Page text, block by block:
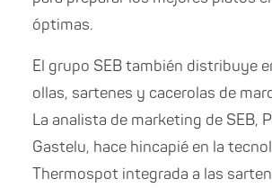
óptimas.
El grupo SEB también distribuye
ollas, sartenes y cacerolas de
La analista de marketing de SEB,
Gastelu, hace hincapié en la
Thermospot integrada a las